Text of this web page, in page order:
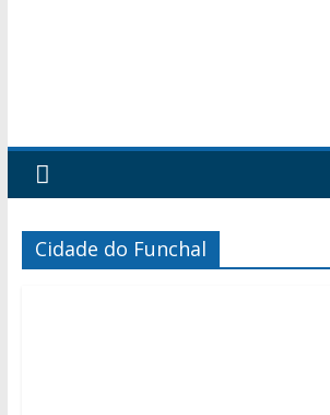
Cidade do Funchal